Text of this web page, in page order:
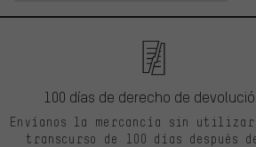
100 días de derecho de
Envíanos la mercancía sin
transcurso de 100 días después